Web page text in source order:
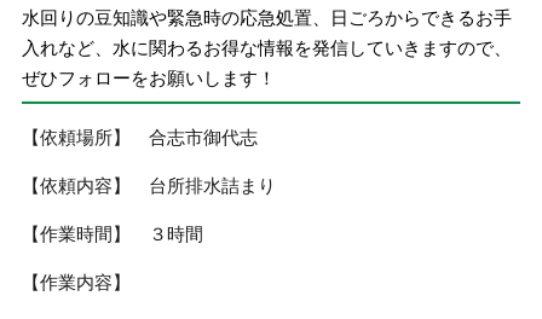
水回りの豆知識や緊急時の応急処置、日ごろからできるお手
入れなど、水に関わるお得な情報を発信していきますので、
ぜひフォローをお願いします！
【依頼場所】 合志市御代志
【依頼内容】 台所排水詰まり
【作業時間】 ３時間
【作業内容】